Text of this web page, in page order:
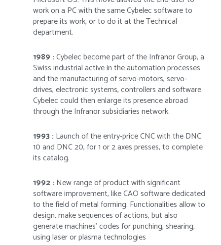
work on a PC with the same Cybelec software to
prepare its work, or to do it at the Technical
department.
1989 :Cybelec become part of the Infranor Group, a
Swiss industrial active in the automation processes
and the manufacturing of servo-motors, servo-
drives, electronic systems, controllers and software.
Cybelec could then enlarge its presence abroad
through the Infranor subsidiaries network.
1993 : Launch of the entry-price CNC with the DNC
10 and DNC 20, for 1 or 2 axes presses, to complete
its catalog.
1992 : New range of product with significant
software improvement, like CAO software dedicated
to the field of metal forming. Functionalities allow to
design, make sequences of actions, but also
generate machines’ codes for punching, shearing,
using laser or plasma technologies